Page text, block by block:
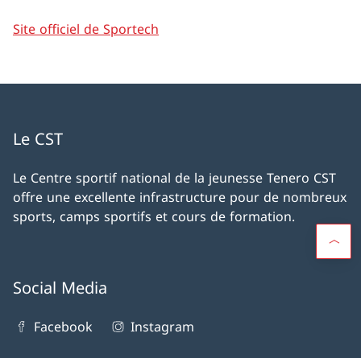
Site officiel de Sportech
Le CST
Le Centre sportif national de la jeunesse Tenero CST
offre une excellente infrastructure pour de nombreux
sports, camps sportifs et cours de formation.
Social Media
Facebook Instagram